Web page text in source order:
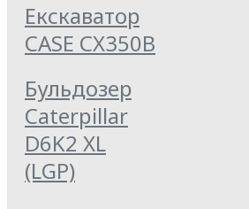
Екскаватор
CASE CX350B
Бульдозер
Caterpillar
D6K2 XL
(LGP)